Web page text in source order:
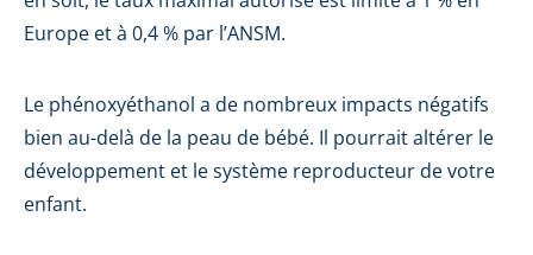
Europe et à 0,4 % par l’ANSM.
Le phénoxyéthanol a de nombreux impacts négatifs
bien au-delà de la peau de bébé. Il pourrait altérer le
développement et le système reproducteur de votre
enfant.